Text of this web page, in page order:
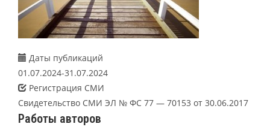
Даты публикаций
01.07.2024-31.07.2024
Регистрация СМИ
Свидетельство СМИ ЭЛ № ФС 77 — 70153 от 30.06.2017
Работы авторов